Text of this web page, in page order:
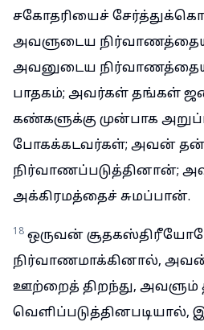
சகோதரியைச்
அவளுடைய
அவனுடைய
பாதகம்; அவர்கள் தங்கள்
கண்களுக்கு முன்பாக
போகக்கடவர்கள்; அவன் தன்
நிர்வாணப்படுத்தினான்;
அக்கிரமத்தைச் சுமப்பான்.
18 ஒருவன்
நிர்வாணமாக்கினால்,
ஊற்றைத் திறந்து,
வெளிப்படுத்தினபடியால்,